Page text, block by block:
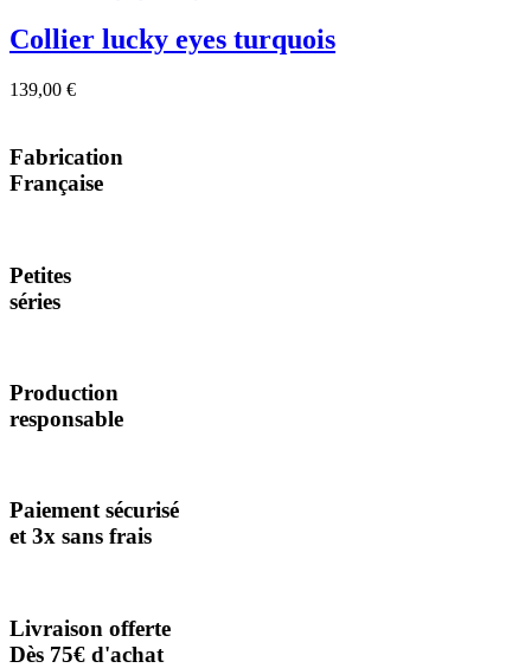
Collier lucky eyes turquois
139,00 €
Fabrication
Française
Petites
séries
Production
responsable
Paiement sécurisé
et 3x sans frais
Livraison offerte
Dès 75€ d'achat